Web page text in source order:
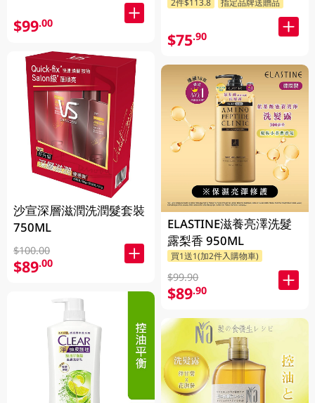
$99.00
沙宣深層滋潤洗潤髮套裝
750ML
$100.00
$89.00
$75.90
ELASTINE滋養亮澤洗髮
露梨香 950ML
買1送1(加2件入購物車)
$99.90
$89.90